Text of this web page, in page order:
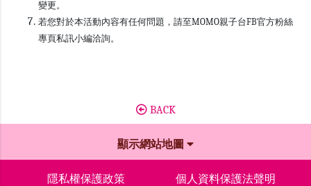
變更。
若您對於本活動內容有任何問題，請至MOMO親子台FB官方粉絲
專頁私訊小編洽詢。
BACK
顯示網站地圖
隱私權保護政策
個人資料保護法聲明